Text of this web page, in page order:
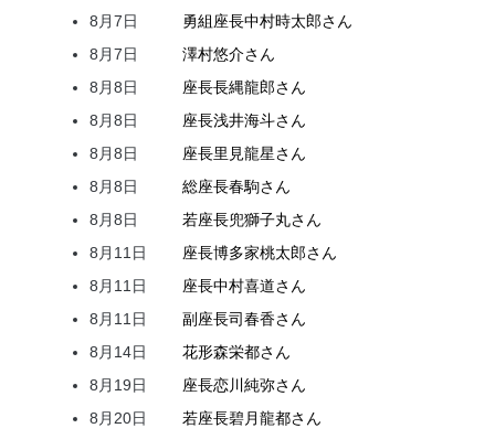
8月7日
勇組座長中村時太郎さん
8月7日
澤村悠介さん
8月8日
座長長縄龍郎さん
8月8日
座長浅井海斗さん
8月8日
座長里見龍星さん
8月8日
総座長春駒さん
8月8日
若座長兜獅子丸さん
8月11日
座長博多家桃太郎さん
8月11日
座長中村喜道さん
8月11日
副座長司春香さん
8月14日
花形森栄都さん
8月19日
座長恋川純弥さん
8月20日
若座長碧月龍都さん